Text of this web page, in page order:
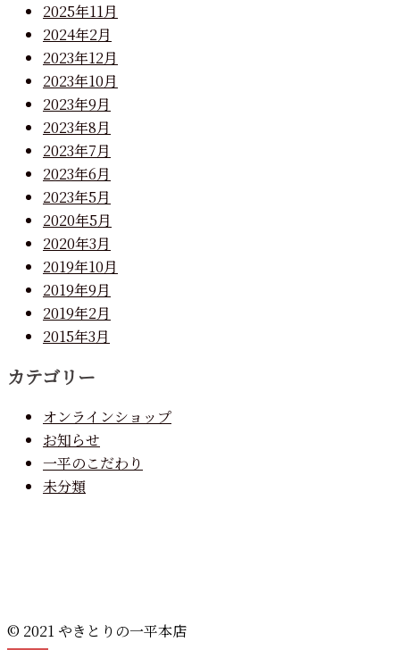
2025年11月
2024年2月
2023年12月
2023年10月
2023年9月
2023年8月
2023年7月
2023年6月
2023年5月
2020年5月
2020年3月
2019年10月
2019年9月
2019年2月
2015年3月
カテゴリー
オンラインショップ
お知らせ
一平のこだわり
未分類
© 2021 やきとりの一平本店